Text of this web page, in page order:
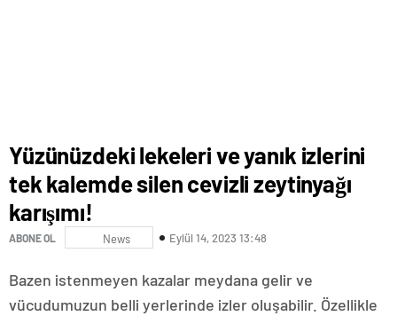
Yüzünüzdeki lekeleri ve yanık izlerini
tek kalemde silen cevizli zeytinyağı
karışımı!
ABONE OL News Eylül 14, 2023 13:48
Bazen istenmeyen kazalar meydana gelir ve
vücudumuzun belli yerlerinde izler oluşabilir. Özellikle